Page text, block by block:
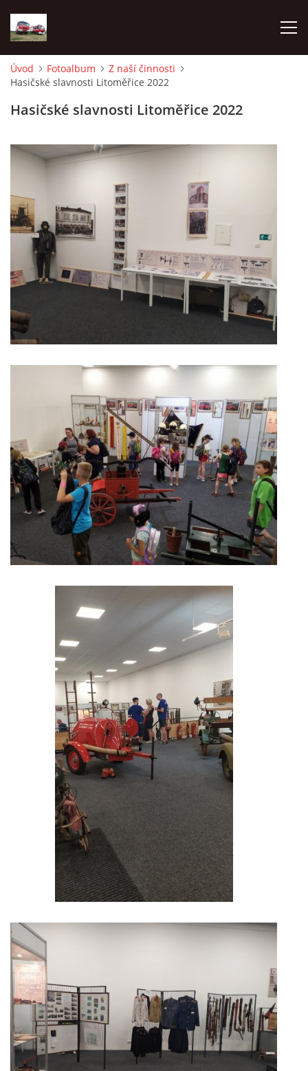
TECHNIKA
VÝCVIK JPO
ZÁSAHY
PREVENCE
INFORMACE
Sbor dobrovolných hasičů Koterov
Koterovská náves 15
326 00 Plzeň
záznamník/fax.377443505 mob.725725474
hasicikoterov@email.cz
© 2026 eStránky.cz |RSS| Aktualizováno: 4. 8. 2026
Nahoru ↑
Úvod Fotoalbum
Z naší činnosti
Hasičské slavnosti Litoměřice 2022
Hasičské slavnosti Litoměřice 2022